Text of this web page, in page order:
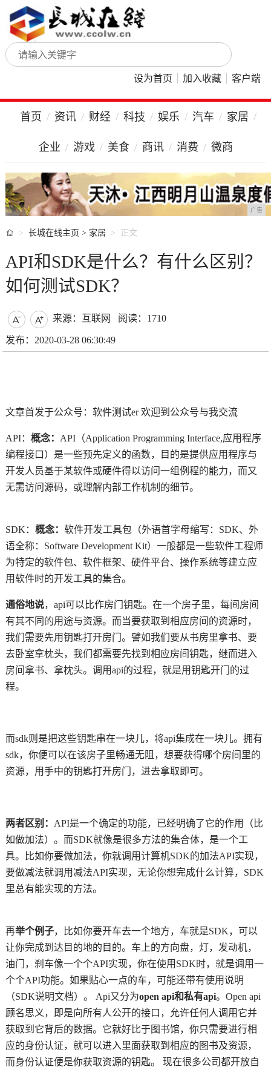
设为首页 加入收藏 客户端
首页 资讯 财经 科技 娱乐 汽车 家居
企业 游戏 美食 商讯 消费 微商
广告
 长城在线主页 > 家居 正文
API和SDK是什么？有什么区别？
如何测试SDK？
  来源：互联网 阅读：1710
发布：2020-03-28 06:30:49
文章首发于公众号：软件测试er 欢迎到公众号与我交流
API： 概念： API（Application Programming Interface,应用程序
编程接口）是一些预先定义的函数，目的是提供应用程序与
开发人员基于某软件或硬件得以访问一组例程的能力，而又
无需访问源码，或理解内部工作机制的细节。
SDK： 概念： 软件开发工具包（外语首字母缩写：SDK、外
语全称：Software Development Kit）一般都是一些软件工程师
为特定的软件包、软件框架、硬件平台、操作系统等建立应
用软件时的开发工具的集合。
通俗地说，api可以比作房门钥匙。在一个房子里，每间房间
有其不同的用途与资源。而当要获取到相应房间的资源时，
我们需要先用钥匙打开房门。譬如我们要从书房里拿书、要
去卧室拿枕头，我们都需要先找到相应房间钥匙，继而进入
房间拿书、拿枕头。调用api的过程，就是用钥匙开门的过
程。
而sdk则是把这些钥匙串在一块儿，将api集成在一块儿。拥有
sdk，你便可以在该房子里畅通无阻，想要获得哪个房间里的
资源，用手中的钥匙打开房门，进去拿取即可。
两者区别： API是一个确定的功能，已经明确了它的作用（比
如做加法）。而SDK就像是很多方法的集合体，是一个工
具。比如你要做加法，你就调用计算机SDK的加法API实现，
要做减法就调用减法API实现，无论你想完成什么计算，SDK
里总有能实现的方法。
再举个例子，比如你要开车去一个地方，车就是SDK，可以
让你完成到达目的地的目的。车上的方向盘，灯，发动机，
油门，刹车像一个个API实现，你在使用SDK时，就是调用一
个个API功能。如果贴心一点的车，可能还带有使用说明
（SDK说明文档）。 Api又分为open api和私有api。Open api
顾名思义，即是向所有人公开的接口，允许任何人调用它并
获取到它背后的数据。它就好比于图书馆，你只需要进行相
应的身份认证，就可以进入里面获取到相应的图书及资源，
而身份认证便是你获取资源的钥匙。 现在很多公司都开放自